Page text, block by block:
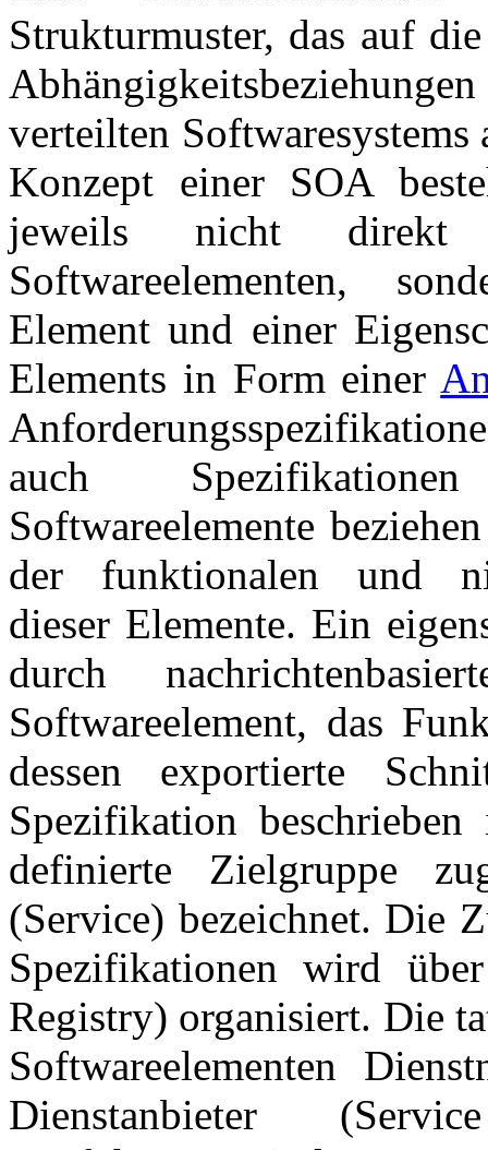
Strukturmuster, das auf
verteilten
Konzept einer SOA
jeweils nicht direkt
Softwareelementen,
Element und einer
Elements in Form einer
auch
Softwareelemente
der funktionalen und
dieser Elemente. Ein
durch
Softwareelement, das
dessen exportierte
Spezifikation
definierte Zielgruppe
(Service) bezeichnet. Die
Spezifikationen wird
Registry) organisiert. Die
Softwareelementen
Dienstanbieter (